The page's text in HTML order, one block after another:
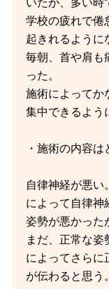
学校の疲れで倦
起きれるように
毎朝、首や肩も
った。
施術によってか
集中できるよう
・施術の内容
自律神経が悪い
によって自律神
姿勢が悪かった
まだ、正常な姿
によってさらに
が伝わると思う。